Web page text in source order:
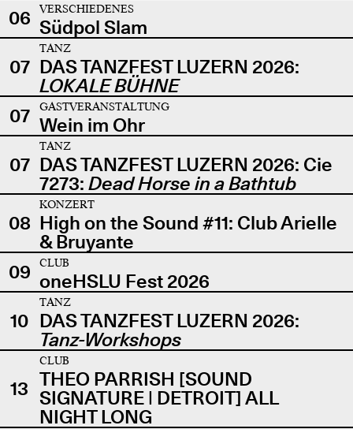
06
VERSCHIEDENES
Südpol Slam
07
TANZ
DAS TANZFEST LUZERN 2026:
LOKALE BÜHNE
07
GASTVERANSTALTUNG
Wein im Ohr
07
TANZ
DAS TANZFEST LUZERN 2026: Cie
7273: Dead Horse in a Bathtub
08
KONZERT
High on the Sound #11: Club Arielle
& Bruyante
09
CLUB
oneHSLU Fest 2026
10
TANZ
DAS TANZFEST LUZERN 2026:
Tanz-Workshops
13
CLUB
THEO PARRISH [SOUND
SIGNATURE | DETROIT] ALL
NIGHT LONG